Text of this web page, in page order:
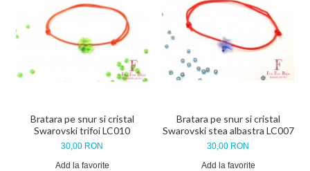
Bratara pe snur si cristal
Swarovski trifoi LC010
30,00 RON
Add la favorite
Bratara pe snur si cristal
Swarovski stea albastra LC007
30,00 RON
Add la favorite